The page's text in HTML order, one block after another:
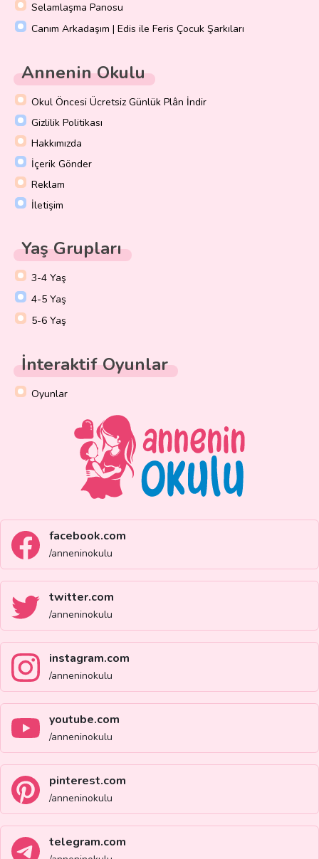
Selamlaşma Panosu
Canım Arkadaşım | Edis ile Feris Çocuk Şarkıları
Annenin Okulu
Okul Öncesi Ücretsiz Günlük Plân İndir
Gizlilik Politikası
Hakkımızda
İçerik Gönder
Reklam
İletişim
Yaş Grupları
3-4 Yaş
4-5 Yaş
5-6 Yaş
İnteraktif Oyunlar
Oyunlar
facebook.com
/anneninokulu
twitter.com
/anneninokulu
instagram.com
/anneninokulu
youtube.com
/anneninokulu
pinterest.com
/anneninokulu
telegram.com